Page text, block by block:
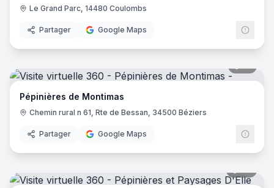
Le Grand Parc, 14480 Coulombs
Partager Google Maps
Pépinières de Montimas
Chemin rural n 61, Rte de Bessan, 34500 Béziers
Partager Google Maps